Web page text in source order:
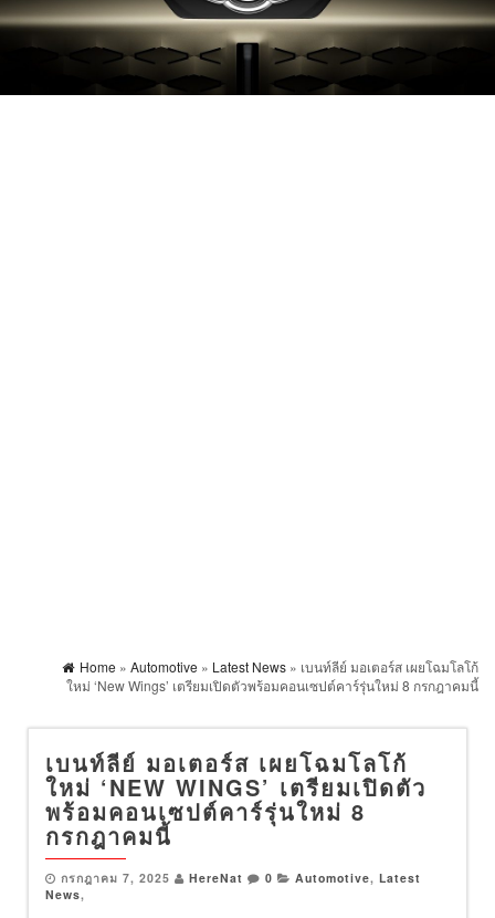
Home » Automotive » Latest News » เบนท์ลีย์ มอเตอร์ส เผยโฉมโลโก้
ใหม่ ‘New Wings’ เตรียมเปิดตัวพร้อมคอนเซปต์คาร์รุ่นใหม่ 8 กรกฎาคมนี้
เบนท์ลีย์ มอเตอร์ส เผยโฉมโลโก้
ใหม่ ‘NEW WINGS’ เตรียมเปิดตัว
พร้อมคอนเซปต์คาร์รุ่นใหม่ 8
กรกฎาคมนี้
กรกฎาคม 7, 2025 HereNat 0 Automotive, Latest
News,